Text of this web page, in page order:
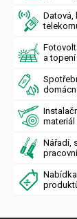
Datová,
a topení
materiál
Nářadí,